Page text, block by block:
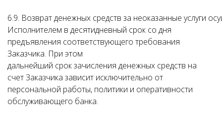
6.9. Возврат денежных средств за неоказанные услуги
Исполнителем в десятидневный срок со дня
предъявления соответствующего требования
Заказчика. При этом
дальнейший срок зачисления денежных средств на
счет Заказчика зависит исключительно от
персональной работы, политики и оперативности
обслуживающего банка.